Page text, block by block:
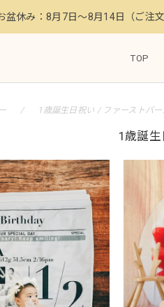
盆休み：8月7日〜8月14日（ご注
TOP
1歳誕生日祝い / ファーストバー
1歳誕